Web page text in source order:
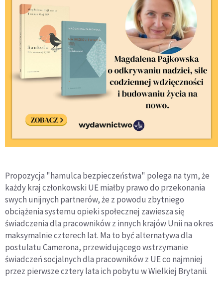
Propozycja "hamulca bezpieczeństwa" polega na tym, że
każdy kraj członkowski UE miałby prawo do przekonania
swych unijnych partnerów, że z powodu zbytniego
obciążenia systemu opieki społecznej zawiesza się
świadczenia dla pracowników z innych krajów Unii na okres
maksymalnie czterech lat. Ma to być alternatywa dla
postulatu Camerona, przewidującego wstrzymanie
świadczeń socjalnych dla pracowników z UE co najmniej
przez pierwsze cztery lata ich pobytu w Wielkiej Brytanii.